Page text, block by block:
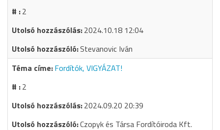
2
2024.10.18 12:04
Stevanovic Iván
Fordítók, VIGYÁZAT!
2
2024.09.20 20:39
Czopyk és Társa Fordítóiroda Kft.